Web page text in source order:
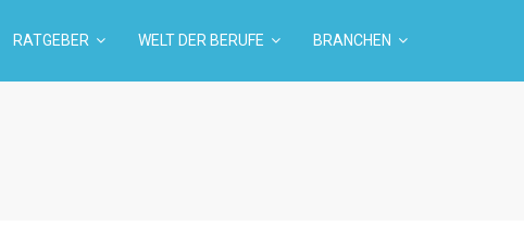
RATGEBER WELT DER BERUFE BRANCHEN